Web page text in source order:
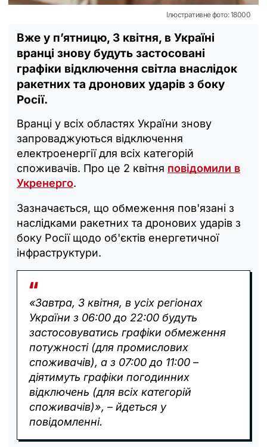
Ілюстративне фото: 18000
Вже у п’ятницю, 3 квітня, в Україні
вранці знову будуть застосовані
графіки відключення світла внаслідок
ракетних та дронових ударів з боку
Росії.
Вранці у всіх областях України знову
запроваджуються відключення
електроенергії для всіх категорій
споживачів. Про це 2 квітня повідомили в
Укренерго.
Зазначається, що обмеження пов'язані з
наслідками ракетних та дронових ударів з
боку Росії щодо об'єктів енергетичної
інфраструктури.
«Завтра, 3 квітня, в усіх регіонах
України з 06:00 до 22:00 будуть
застосовуватись графіки обмеження
потужності (для промислових
споживачів), а з 07:00 до 11:00 –
діятимуть графіки погодинних
відключень (для всіх категорій
споживачів)», – йдеться у
повідомленні.